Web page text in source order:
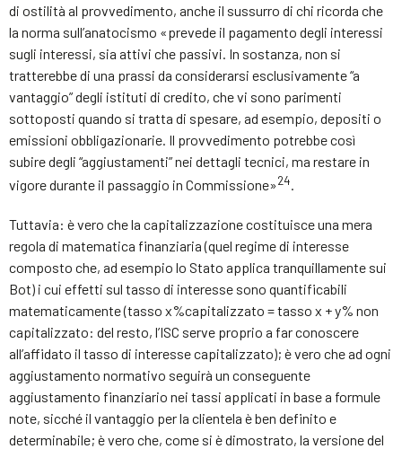
di ostilità al provvedimento, anche il sussurro di chi ricorda che
la norma sull’anatocismo «prevede il pagamento degli interessi
sugli interessi, sia attivi che passivi. In sostanza, non si
tratterebbe di una prassi da considerarsi esclusivamente “a
vantaggio” degli istituti di credito, che vi sono parimenti
sottoposti quando si tratta di spesare, ad esempio, depositi o
emissioni obbligazionarie. Il provvedimento potrebbe così
subire degli “aggiustamenti” nei dettagli tecnici, ma restare in
vigore durante il passaggio in Commissione»24.
Tuttavia: è vero che la capitalizzazione costituisce una mera
regola di matematica finanziaria (quel regime di interesse
composto che, ad esempio lo Stato applica tranquillamente sui
Bot) i cui effetti sul tasso di interesse sono quantificabili
matematicamente (tasso x%capitalizzato = tasso x + y% non
capitalizzato: del resto, l’ISC serve proprio a far conoscere
all’affidato il tasso di interesse capitalizzato); è vero che ad ogni
aggiustamento normativo seguirà un conseguente
aggiustamento finanziario nei tassi applicati in base a formule
note, sicché il vantaggio per la clientela è ben definito e
determinabile; è vero che, come si è dimostrato, la versione del